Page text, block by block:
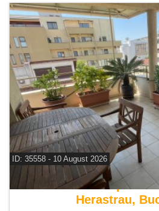
ID: 35558 - 10 August 2026
De inchiriat
Herastrau,